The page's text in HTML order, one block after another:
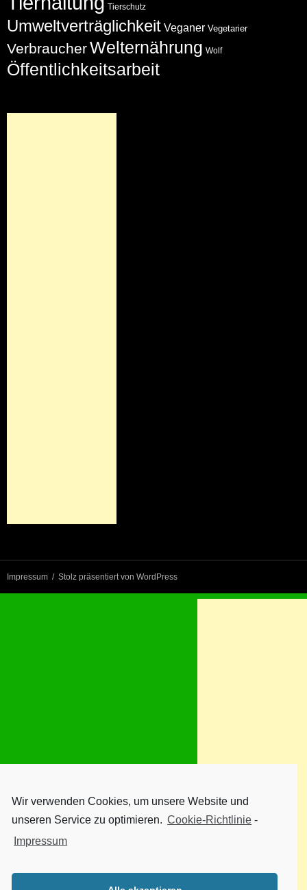
Wir verwenden Cookies, um unsere Website und
unseren Service zu optimieren. Cookie-Richtlinie -
Impressum
Tierschutz
Umweltverträglichkeit Veganer Vegetarier
VerbraucherWelternährung Wolf
Öffentlichkeitsarbeit
Impressum Stolz präsentiert von WordPress